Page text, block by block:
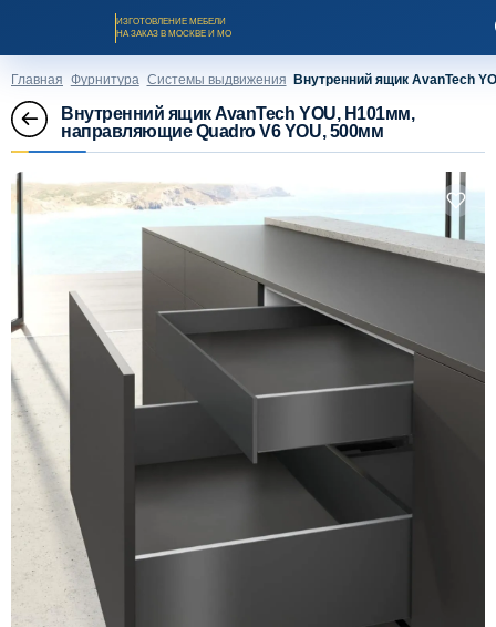
ИЗГОТОВЛЕНИЕ МЕБЕЛИ
НА ЗАКАЗ В МОСКВЕ И МО
Заказать звонок
О компании
Оплата и доставка
Рассрочка и кредит
Схема работы
Акции и скидки
Главная Фурнитура Системы выдвижения Внутренний ящик AvanTech
Внутренний ящик AvanTech YOU, H101мм,
направляющие Quadro V6 YOU, 500мм